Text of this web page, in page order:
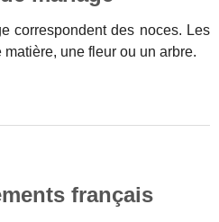
correspondent des noces. Les
une fleur ou un arbre.
français